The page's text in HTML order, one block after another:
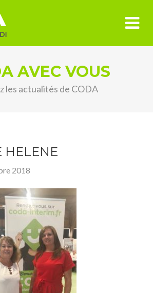
AVEC VOUS
les actualités de CODA
HELENE
2018